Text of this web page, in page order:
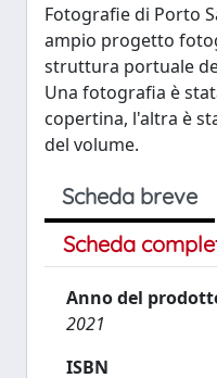
Fotografie di Porto
ampio progetto
struttura portuale
Una fotografia è
copertina, l'altra è
del volume.
Scheda breve
Scheda
Anno del
2021
ISBN